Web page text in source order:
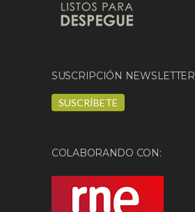
SUSCRIPCIÓN NEWSLETTER
SUSCRÍBETE
COLABORANDO CON: